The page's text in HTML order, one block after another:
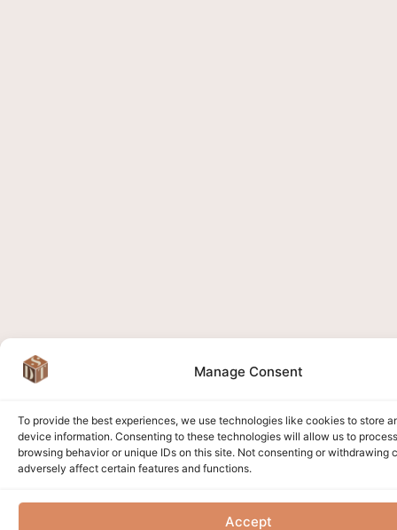
Manage Consent
To provide the best experiences, we use technologies like cookies to store
device information. Consenting to these technologies will allow us to
browsing behavior or unique IDs on this site. Not consenting or withdrawing
adversely affect certain features and functions.
Accept